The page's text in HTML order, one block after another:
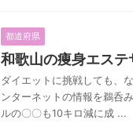
都道府県
和歌山の痩身エステ
ダイエットに挑戦しても、
ンターネットの情報を鵜呑
ルの〇〇も10キロ減に成 ...